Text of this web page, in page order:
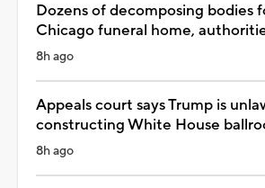
Dozens of decomposing bodies
Chicago funeral home,
8h ago
Appeals court says Trump is
constructing White House
8h ago